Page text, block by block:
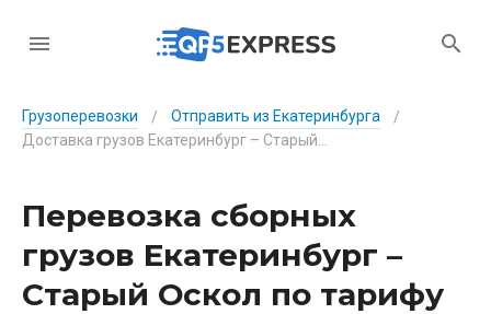
Грузоперевозки / Отправить из Екатеринбурга
/
Перевозка сборных
грузов Екатеринбург –
Старый Оскол по тарифу